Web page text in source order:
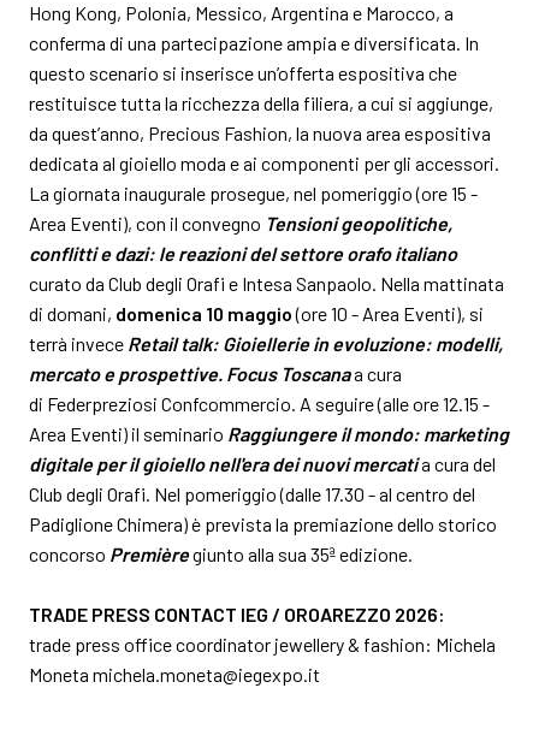
Hong Kong, Polonia, Messico, Argentina e Marocco, a
conferma di una partecipazione ampia e diversificata. In
questo scenario si inserisce un’offerta espositiva che
restituisce tutta la ricchezza della filiera, a cui si aggiunge,
da quest’anno, Precious Fashion, la nuova area espositiva
dedicata al gioiello moda e ai componenti per gli accessori.
La giornata inaugurale prosegue, nel pomeriggio (ore 15 -
Area Eventi), con il convegno Tensioni geopolitiche,
conflitti e dazi: le reazioni del settore orafo italiano
curato da Club degli Orafi e Intesa Sanpaolo. Nella mattinata
di domani, domenica 10 maggio(ore 10 - Area Eventi), si
terrà invece Retail talk: Gioiellerie in evoluzione: modelli,
mercato e prospettive. Focus Toscanaa cura
di Federpreziosi Confcommercio. A seguire (alle ore 12.15 -
Area Eventi) il seminario Raggiungere il mondo: marketing
digitale per il gioiello nell'era dei nuovi mercatia cura del
Club degli Orafi. Nel pomeriggio (dalle 17.30 - al centro del
Padiglione Chimera) è prevista la premiazione dello storico
concorso Premièregiunto alla sua 35ª edizione.
TRADE PRESS CONTACT IEG / OROAREZZO 2026:
trade press office coordinator jewellery & fashion: Michela
Moneta michela.moneta@iegexpo.it